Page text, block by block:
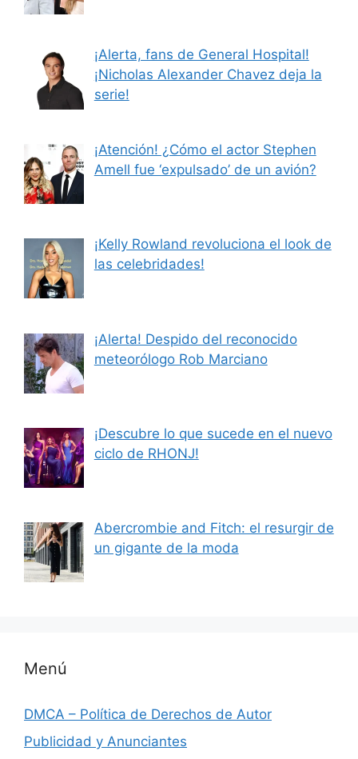
¡Alerta, fans de General Hospital!
¡Nicholas Alexander Chavez deja la
serie!
¡Atención! ¿Cómo el actor Stephen
Amell fue ‘expulsado’ de un avión?
¡Kelly Rowland revoluciona el look de
las celebridades!
¡Alerta! Despido del reconocido
meteorólogo Rob Marciano
¡Descubre lo que sucede en el nuevo
ciclo de RHONJ!
Abercrombie and Fitch: el resurgir de
un gigante de la moda
Menú
DMCA – Política de Derechos de Autor
Publicidad y Anunciantes